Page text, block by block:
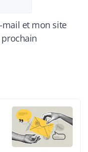
et mon site